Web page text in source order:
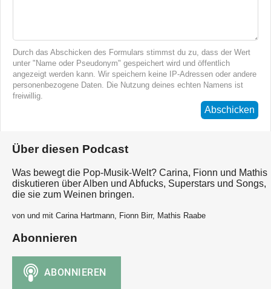
Durch das Abschicken des Formulars stimmst du zu, dass der Wert
unter "Name oder Pseudonym" gespeichert wird und öffentlich
angezeigt werden kann. Wir speichern keine IP-Adressen oder andere
personenbezogene Daten. Die Nutzung deines echten Namens ist
freiwillig.
Abschicken
Über diesen Podcast
Was bewegt die Pop-Musik-Welt? Carina, Fionn und Mathis
diskutieren über Alben und Abfucks, Superstars und Songs,
die sie zum Weinen bringen.
von und mit Carina Hartmann, Fionn Birr, Mathis Raabe
Abonnieren